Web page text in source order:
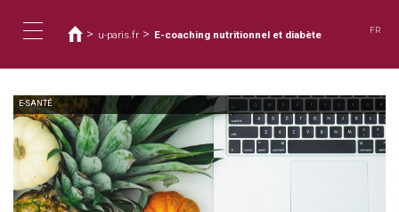
main
navigation
are
here
> u-paris.fr > E-coaching nutritionnel et diabète FR
E-SANTÉ